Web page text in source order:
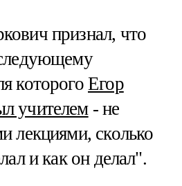
признал, что
которогоЕгор
учителем- не
лекциями, сколько
и как он делал".